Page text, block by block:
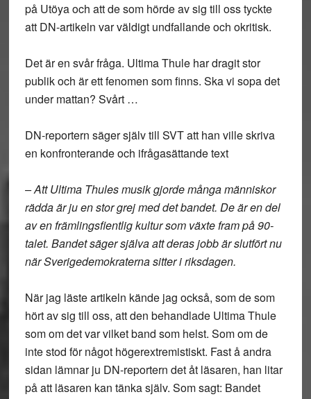
på Utöya och att de som hörde av sig till oss tyckte
att DN-artikeln var väldigt undfallande och okritisk.
Det är en svår fråga. Ultima Thule har dragit stor
publik och är ett fenomen som finns. Ska vi sopa det
under mattan? Svårt …
DN-reportern säger själv till SVT att han ville skriva
en konfronterande och ifrågasättande text
– Att Ultima Thules musik gjorde många människor
rädda är ju en stor grej med det bandet. De är en del
av en främlingsfientlig kultur som växte fram på 90-
talet. Bandet säger själva att deras jobb är slutfört nu
när Sverigedemokraterna sitter i riksdagen.
När jag läste artikeln kände jag också, som de som
hört av sig till oss, att den behandlade Ultima Thule
som om det var vilket band som helst. Som om de
inte stod för något högerextremistiskt. Fast å andra
sidan lämnar ju DN-reportern det åt läsaren, han litar
på att läsaren kan tänka själv. Som sagt: Bandet